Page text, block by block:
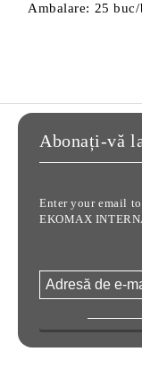
Ambalare: 25
Abonați-vă
Enter your email
EKOMAX